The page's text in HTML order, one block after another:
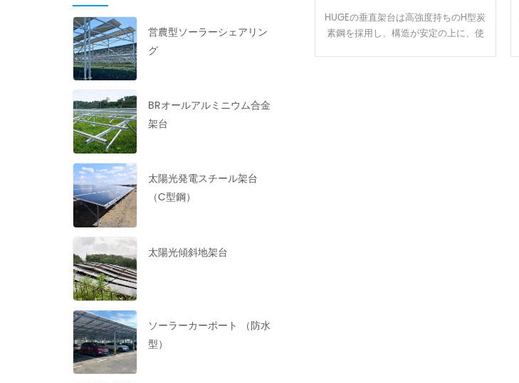
営農型ソーラーシェアリン
グ
BRオールアルミニウム合金
架台
太陽光発電スチール架台
（C型鋼）
太陽光傾斜地架台
ソーラーカーポート （防水
型）
HUGEの垂直架台は高強度持ちのH型炭
素鋼を採用し、構造が安定の上に、使